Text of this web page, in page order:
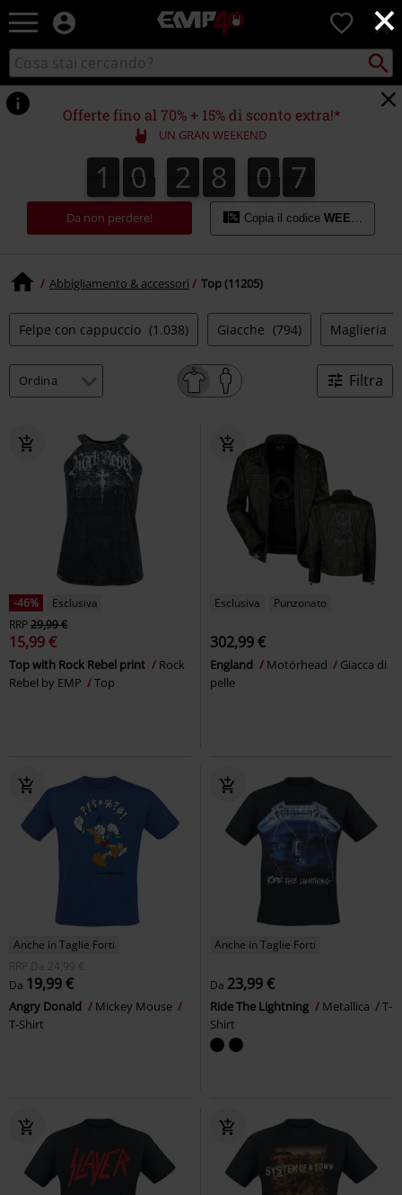
×
EMP
Musica,
Serie
TV
&
Videogame
merch
Abbigliamento
Alternativo
0
Cerca
nel
catalogo
Cerca
Punto
di
ritiro
Offerte fino al 70% + 15% di sconto extra!*
UN GRAN WEEKEND
1
1 0
0 2
2 8
8 0
0
0
0 5
6
5
7
6
Da non perdere! Copia il codice WEEKEND
Abbigliamento & accessori Top (11205)
Felpe con cappuccio (1.038) Giacche (794) Maglieria
Filtra
-46%
Esclusiva
RRP29,99 €
15,99 €
Top with Rock Rebel print
Rock
Rebel by EMP
Top
Esclusiva Punzonato
302,99 €
England Motörhead
Giacca di
pelle
Anche in Taglie Forti
RRP
Da 24,99 €
Da 19,99 €
Angry Donald
Mickey Mouse
T-Shirt
Anche in Taglie Forti
Da 23,99 €
Ride The Lightning Metallica
T-
Shirt